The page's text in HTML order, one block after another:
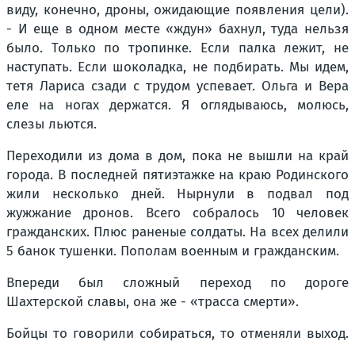
виду, конечно, дроны, ожидающие появления цели).
- И еще в одном месте «ждун» бахнул, туда нельзя
было. Только по тропинке. Если палка лежит, не
наступать. Если шоколадка, не подбирать. Мы идем,
тетя Лариса сзади с трудом успевает. Ольга и Вера
еле на ногах держатся. Я оглядываюсь, молюсь,
слезы льются.
Переходили из дома в дом, пока не вышли на край
города. В последней пятиэтажке на краю Родинского
жили несколько дней. Нырнули в подвал под
жужжание дронов. Всего собралось 10 человек
гражданских. Плюс раненые солдаты. На всех делили
5 банок тушенки. Пополам военным и гражданским.
Впереди был сложный переход по дороге
Шахтерской славы, она же - «трасса смерти».
Бойцы то говорили собираться, то отменяли выход.